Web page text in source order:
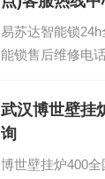
易苏达智能锁
能锁售后维修电
40...
武汉博世壁挂
询
博世壁挂炉400